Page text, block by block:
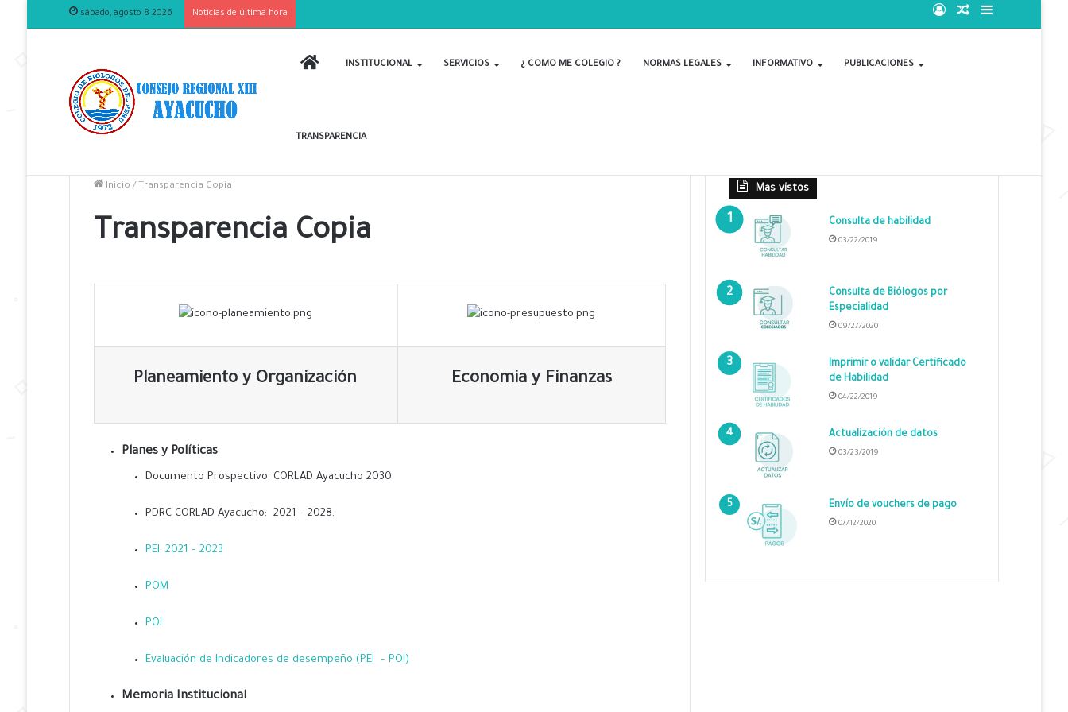
sábado, agosto 8 2026 Noticias de última hora Barra
Publicación
Acceso
INICIO INSTITUCIONAL SERVICIOS ¿ COMO ME COLEGIO ? NORMAS LEGALES INFORMATIVO PUBLICACIONES
TRANSPARENCIA
Inicio / Transparencia Copia
Transparencia Copia
Planeamiento y Organización Economia y Finanzas
Planes y Políticas
Documento Prospectivo: CORLAD Ayacucho 2030.
PDRC CORLAD Ayacucho: 2021 – 2028.
PEI: 2021 – 2023
POM
POI
Evaluación de Indicadores de desempeño (PEI – POI)
Memoria Institucional
Mas vistos
Consulta de habilidad
03/22/2019
Consulta de Biólogos por
Especialidad
09/27/2020
Imprimir o validar Certificado
de Habilidad
04/22/2019
Actualización de datos
03/23/2019
Envío de vouchers de pago
07/12/2020